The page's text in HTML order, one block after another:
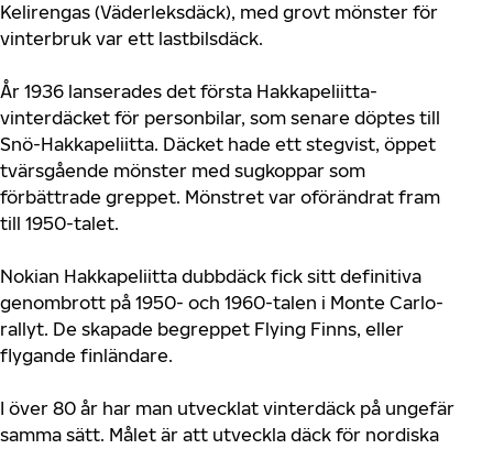
Kelirengas (Väderleksdäck), med grovt mönster för
vinterbruk var ett lastbilsdäck.
År 1936 lanserades det första Hakkapeliitta-
vinterdäcket för personbilar, som senare döptes till
Snö-Hakkapeliitta. Däcket hade ett stegvist, öppet
tvärsgående mönster med sugkoppar som
förbättrade greppet. Mönstret var oförändrat fram
till 1950-talet.
Nokian Hakkapeliitta dubbdäck fick sitt definitiva
genombrott på 1950- och 1960-talen i Monte Carlo-
rallyt. De skapade begreppet Flying Finns, eller
flygande finländare.
I över 80 år har man utvecklat vinterdäck på ungefär
samma sätt. Målet är att utveckla däck för nordiska